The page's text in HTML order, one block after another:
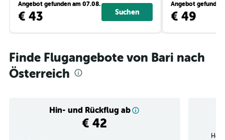
Angebot gefunden am 07.08.
€ 43 Suchen
Angebot gefunden
€ 49
Finde Flugangebote von Bari nach
Österreich
Hin- und Rückflug ab
€ 42